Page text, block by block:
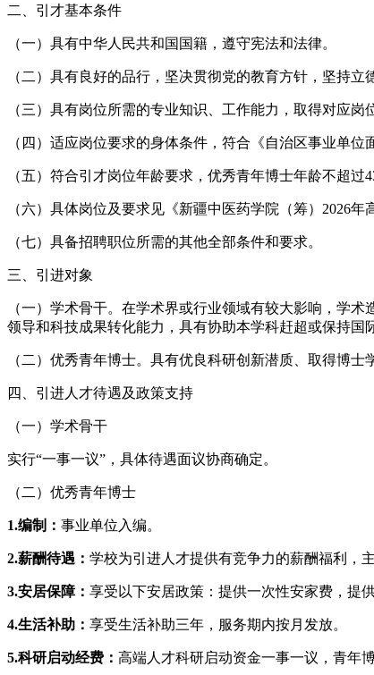
二、引才基本条件
（一）具有中华人民共和国国籍，遵守宪法和法律。
（二）具有良好的品行，坚决贯彻党的教育方针，坚持
（三）具有岗位所需的专业知识、工作能力，取得对应
（四）适应岗位要求的身体条件，符合《自治区事业单
（五）符合引才岗位年龄要求，优秀青年博士年龄不超
（六）具体岗位及要求见《新疆中医药学院（筹）2026
（七）具备招聘职位所需的其他全部条件和要求。
三、引进对象
（一）学术骨干。在学术界或行业领域有较大影响，学
领导和科技成果转化能力，具有协助本学科赶超或保持国
（二）优秀青年博士。具有优良科研创新潜质、取得博
四、引进人才待遇及政策支持
（一）学术骨干
实行“一事一议”，具体待遇面议协商确定。
（二）优秀青年博士
1.编制： 事业单位入编。
2.薪酬待遇： 学校为引进人才提供有竞争力的薪酬福利，
3.安居保障： 享受以下安居政策：提供一次性安家费，提
4.生活补助： 享受生活补助三年，服务期内按月发放。
5.科研启动经费： 高端人才科研启动资金一事一议，青年